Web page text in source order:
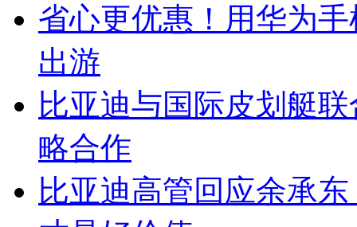
省心更优惠！用华为
出游
比亚迪与国际皮划艇
略合作
比亚迪高管回应余承